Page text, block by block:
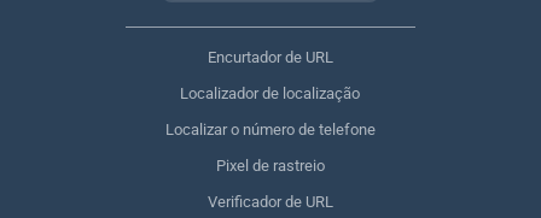
Encurtador de URL
Localizador de localização
Localizar o número de telefone
Pixel de rastreio
Verificador de URL